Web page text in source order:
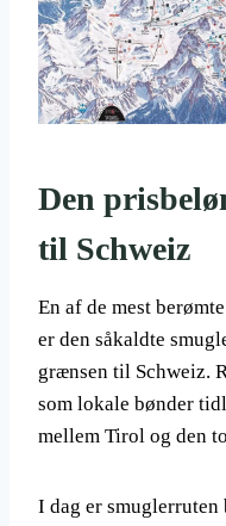
Den
til Schweiz
En af de mest
er den såkaldte
grænsen til Schweiz.
som lokale bønder
mellem Tirol og den
I dag er